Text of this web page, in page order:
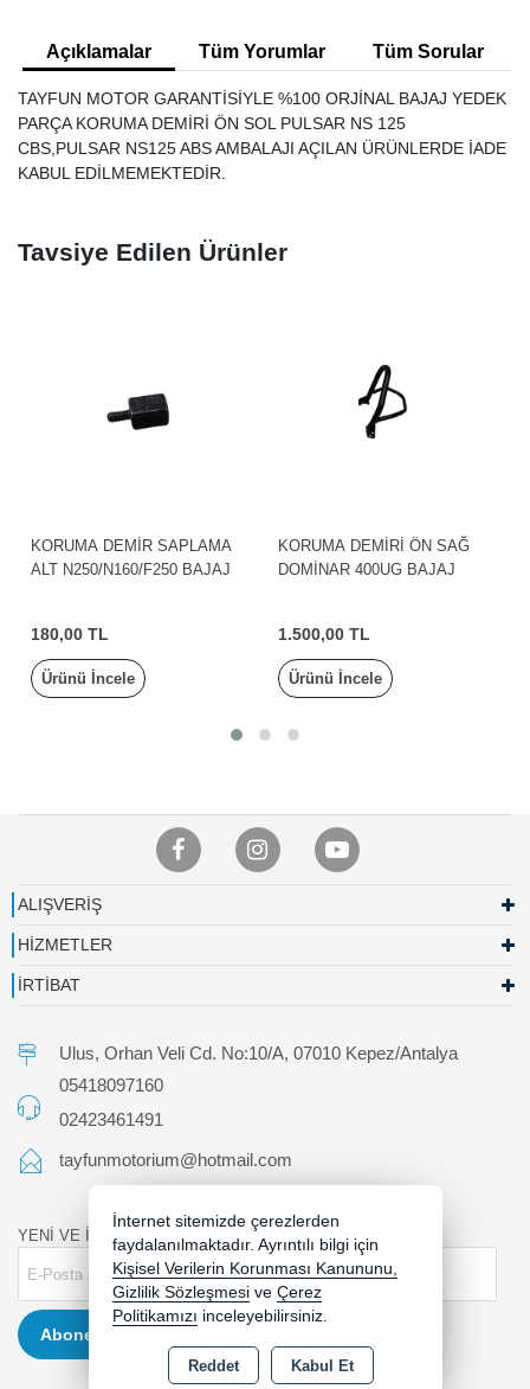
Açıklamalar Tüm Yorumlar Tüm Sorular
TAYFUN MOTOR GARANTİSİYLE %100 ORJİNAL BAJAJ YEDEK
PARÇA KORUMA DEMİRİ ÖN SOL PULSAR NS 125
CBS,PULSAR NS125 ABS AMBALAJI AÇILAN ÜRÜNLERDE İADE
KABUL EDİLMEMEKTEDİR.
Tavsiye Edilen Ürünler
KORUMA DEMİRİ ÖN SAĞ
DOMİNAR 400UG BAJAJ
1.500,00 TL
Ürünü İncele
KORUMA DEMİRİ ÖN SAĞ
DOMİNAR400/BAJAJ
600,00 TL
Ürünü İncele
ALIŞVERİŞ
HİZMETLER
İRTİBAT
Ulus, Orhan Veli Cd. No:10/A, 07010 Kepez/Antalya
05418097160
02423461491
tayfunmotorium@hotmail.com
YENİ VE İNDİRİMLİ ÜRÜNLERDEN HABERDAR OLUN !
Abone Ol
İnternet sitemizde çerezlerden
faydalanılmaktadır. Ayrıntılı bilgi için
Kişisel Verilerin Korunması Kanununu,
Gizlilik Sözleşmesi ve Çerez
Politikamızı inceleyebilirsiniz.
Reddet Kabul Et